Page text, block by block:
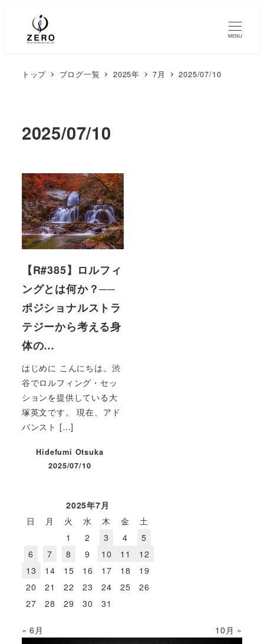
MENU
トップ ブログ一覧 2025年 7月 2025/07/10
2025/07/10
【R#385】ロルフィ
ングとは何か？──
ポジショナルストラ
テジーから考える身
体の…
はじめに こんにちは。渋
谷でロルフィング・セッ
ションを提供している大
塚英文です。 現在、アド
バンスト […]
Hidefumi Otsuka
投稿日
2025/07/10
2025年7月
日
月 火 水 木 金
土
1
2 3 4
5
6
7 8 9 10 11
12
13
14 15 16 17 18
19
20
21 22 23 24 25
26
27
28 29 30 31
« 6月 10月 »